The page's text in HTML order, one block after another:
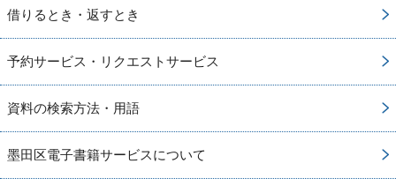
借りるとき・返すとき
予約サービス・リクエストサービス
資料の検索方法・用語
墨田区電子書籍サービスについて